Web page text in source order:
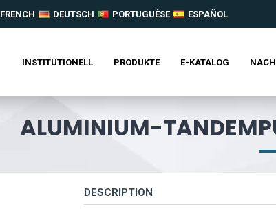
FRENCH DEUTSCH PORTUGUÊSE ESPAÑOL
INSTITUTIONELL PRODUKTE E-KATALOG
ALUMINIUM-
DESCRIPTION